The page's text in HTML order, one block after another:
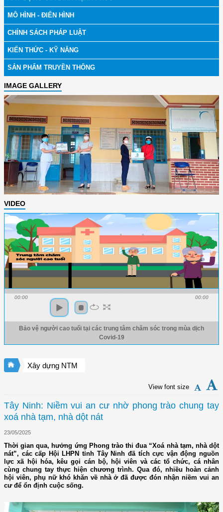
MÔ HÌNH - ĐIỂN HÌNH
CHÍNH SÁCH PHÁP LUẬT
KIẾN THỨC - KỸ NĂNG
SẢN PHẨM TRUYỀN THÔNG
IMAGE GALLERY
VIDEO
00:00 00:00
Bảo vệ người cao tuổi tại các trung tâm chăm sóc trong mùa dịch
Covid-19
Xây dựng NTM
View font size
Tây Ninh: Niềm vui an cư nhờ phong trào chung tay
xoá nhà tạm, nhà dột nát
23/05/2025
Thời gian qua, hưởng ứng Phong trào thi đua “Xoá nhà tạm, nhà dột
nát”, các cấp Hội LHPN tỉnh Tây Ninh đã tích cực vận động nguồn
lực xã hội hóa, kêu gọi cán bộ, hội viên và các tổ chức, cá nhân
cùng chung tay thực hiện chương trình. Qua đó, nhiều hoàn cảnh
hội viên, phụ nữ khó khăn về nhà ở đã được đón nhận niềm vui an
cư để ổn định cuộc sống.